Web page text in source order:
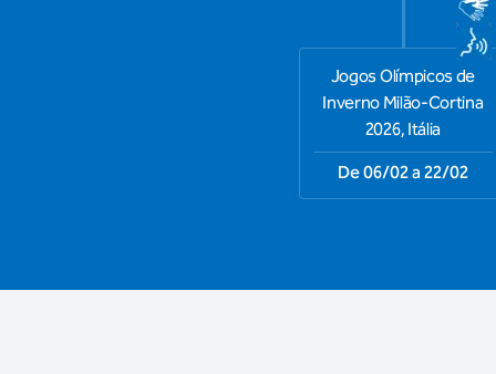
Jogos Olímpicos de
Inverno Milão-Cortina
2026, Itália
De 06/02 a 22/02